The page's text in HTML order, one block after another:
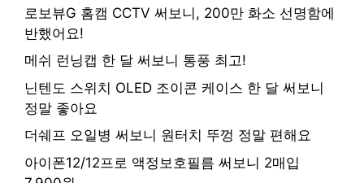
로보뷰G 홈캠 CCTV 써보니, 200만 화소 선명함에
반했어요!
메쉬 런닝캡 한 달 써보니 통풍 최고!
닌텐도 스위치 OLED 조이콘 케이스 한 달 써보니
정말 좋아요
더쉐프 오일병 써보니 원터치 뚜껑 정말 편해요
아이폰12/12프로 액정보호필름 써보니 2매입